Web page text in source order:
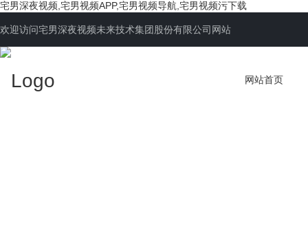
宅男深夜视频,宅男视频APP,宅男视频导航,宅男视频污下载
欢迎访问宅男深夜视频未来技术集团股份有限公司网站
网站首页